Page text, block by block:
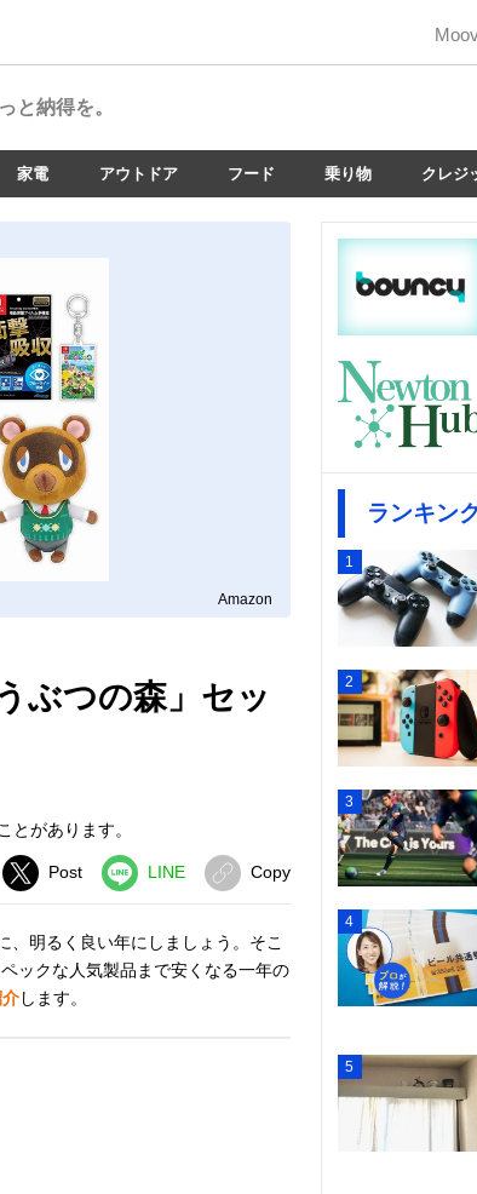
と納得を。
家電 アウトドア フード 乗り物 クレジ
Amazon
ぶつの森」セッ
があります。
Post LINE Copy
明るく良い年にしましょう。そこ
ックな人気製品まで安くなる一年の
します。
ランキン
1
2
3
4
5